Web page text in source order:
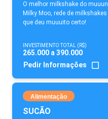
O melhor milkshake do
Milky Moo, rede de
que deu muuuito certo!
INVESTIMENTO TOTAL (R$)
265.000 a 390.000
Pedir Informações
Alimentação
SUCÃO